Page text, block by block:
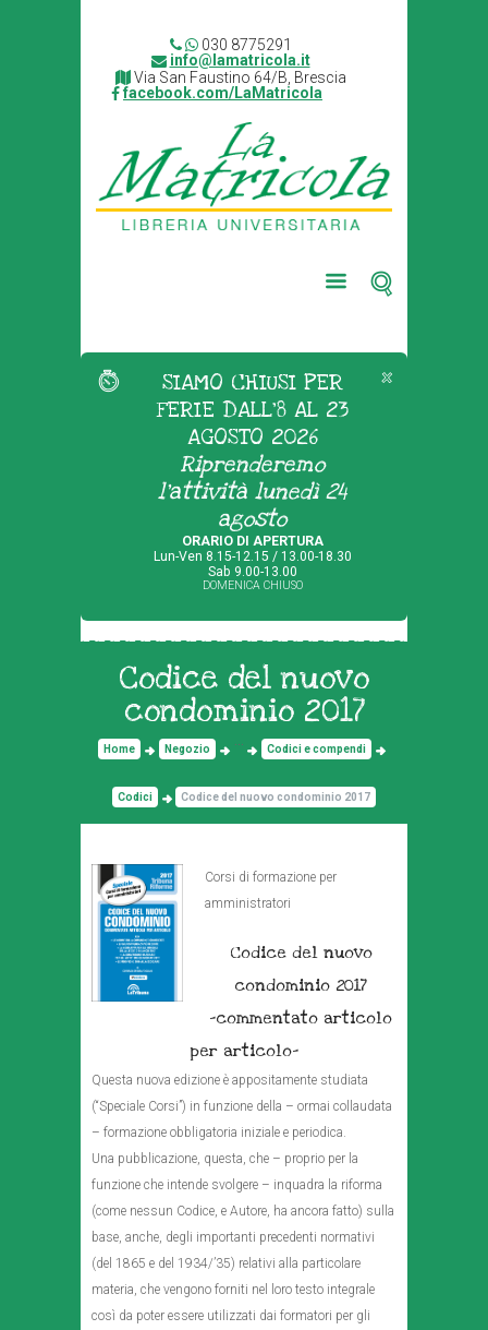
030 8775291
info@lamatricola.it
Via San Faustino 64/B, Brescia
facebook.com/LaMatricola
SIAMO CHIUSI PER
FERIE DALL'8 AL 23
AGOSTO 2026
Riprenderemo
l'attività lunedì 24
agosto
ORARIO DI APERTURA
Lun-Ven 8.15-12.15 / 13.00-18.30
Sab 9.00-13.00
DOMENICA CHIUSO
Codice del nuovo
condominio 2017
Home Negozio Codici e compendi
Codici Codice del nuovo condominio 2017
Corsi di formazione per
amministratori
Codice del nuovo
condominio 2017
-commentato articolo
per articolo-
Questa nuova edizione è appositamente studiata
(“Speciale Corsi”) in funzione della – ormai collaudata
– formazione obbligatoria iniziale e periodica.
Una pubblicazione, questa, che – proprio per la
funzione che intende svolgere – inquadra la riforma
(come nessun Codice, e Autore, ha ancora fatto) sulla
base, anche, degli importanti precedenti normativi
(del 1865 e del 1934/’35) relativi alla particolare
materia, che vengono forniti nel loro testo integrale
così da poter essere utilizzati dai formatori per gli